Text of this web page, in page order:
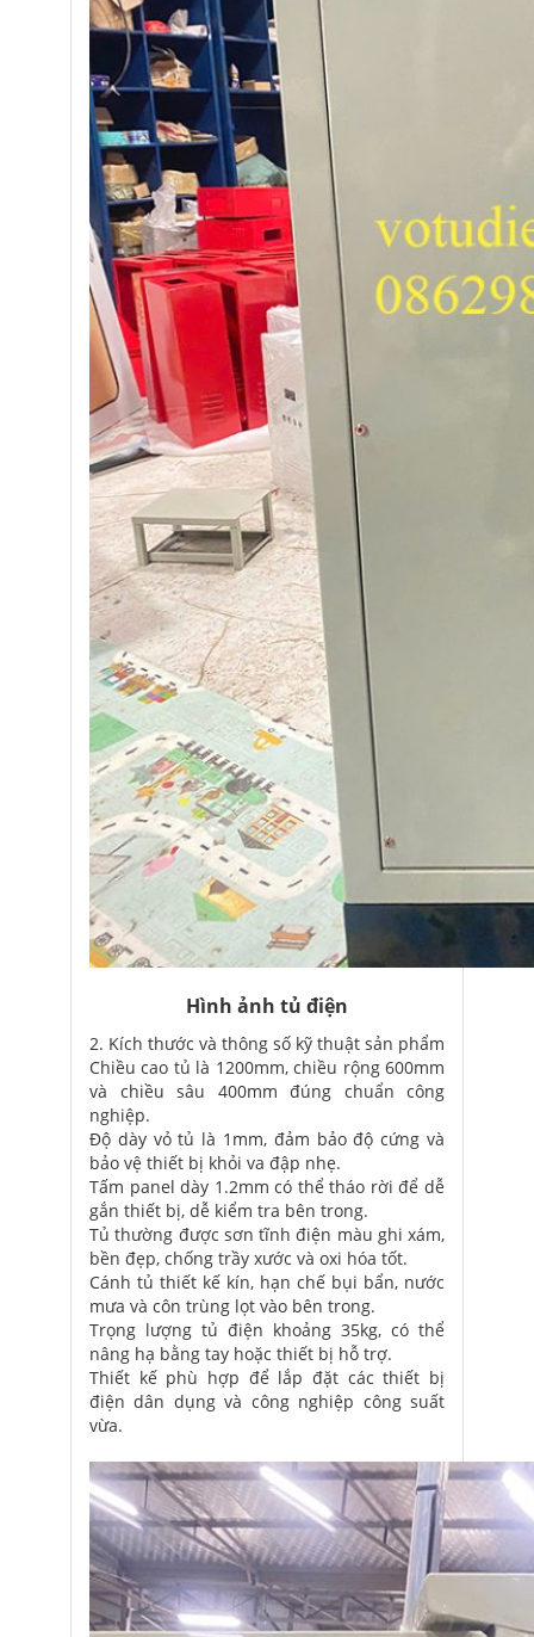
Hình ảnh tủ điện
2. Kích thước và thông số kỹ thuật sản phẩm
Chiều cao tủ là 1200mm, chiều rộng 600mm
và chiều sâu 400mm đúng chuẩn công
nghiệp.
Độ dày vỏ tủ là 1mm, đảm bảo độ cứng và
bảo vệ thiết bị khỏi va đập nhẹ.
Tấm panel dày 1.2mm có thể tháo rời để dễ
gắn thiết bị, dễ kiểm tra bên trong.
Tủ thường được sơn tĩnh điện màu ghi xám,
bền đẹp, chống trầy xước và oxi hóa tốt.
Cánh tủ thiết kế kín, hạn chế bụi bẩn, nước
mưa và côn trùng lọt vào bên trong.
Trọng lượng tủ điện khoảng 35kg, có thể
nâng hạ bằng tay hoặc thiết bị hỗ trợ.
Thiết kế phù hợp để lắp đặt các thiết bị
điện dân dụng và công nghiệp công suất
vừa.